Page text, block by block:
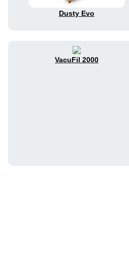
Dusty Evo
VacuFil 2000